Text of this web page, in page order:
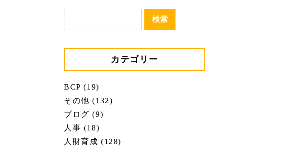
カテゴリー
BCP (19)
その他 (132)
ブログ (9)
人事 (18)
人財育成 (128)